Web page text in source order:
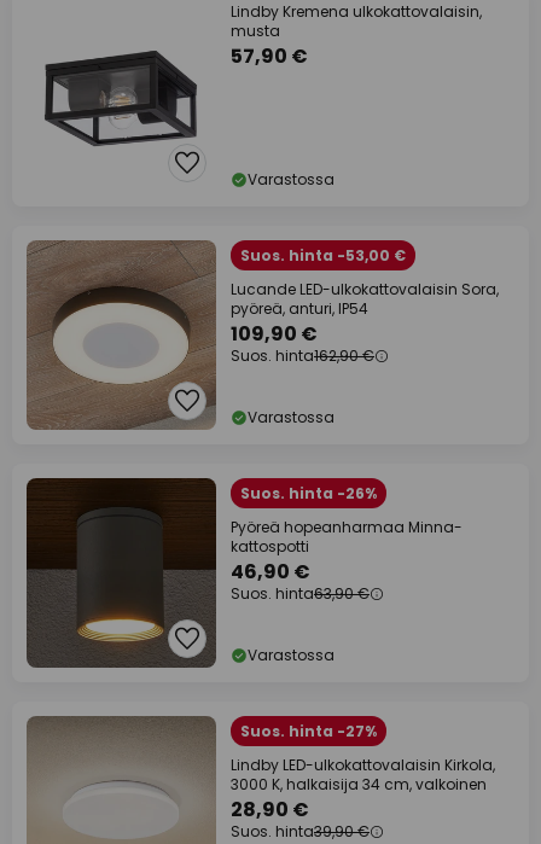
Lindby Kremena ulkokattovalaisin,
musta
57,90 €
Varastossa
Suos. hinta -53,00 €
Lucande LED-ulkokattovalaisin Sora,
pyöreä, anturi, IP54
109,90 €
Suos. hinta162,90 €
Varastossa
Suos. hinta -26%
Pyöreä hopeanharmaa Minna-
kattospotti
46,90 €
Suos. hinta63,90 €
Varastossa
Suos. hinta -27%
Lindby LED-ulkokattovalaisin Kirkola,
3000 K, halkaisija 34 cm, valkoinen
28,90 €
Suos. hinta39,90 €